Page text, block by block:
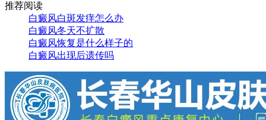
推荐阅读
白癜风白斑发痒怎么办
白癜风冬天不扩散
白癜风恢复是什么样子的
白癜风出现后遗传吗